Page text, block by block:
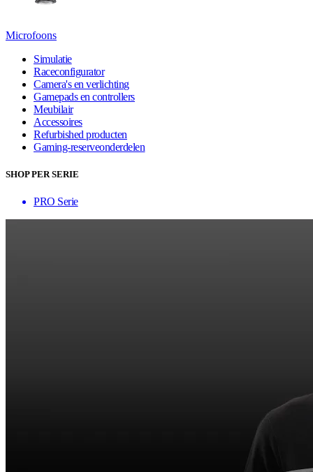
Microfoons
Simulatie
Raceconfigurator
Camera's en verlichting
Gamepads en controllers
Meubilair
Accessoires
Refurbished producten
Gaming-reserveonderdelen
SHOP PER SERIE
PRO Serie